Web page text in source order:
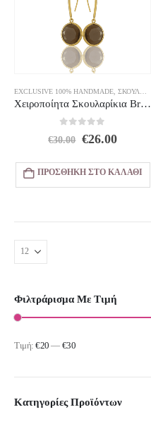
EXCLUSIVE 100% HANDMADE, ΣΚΟΥΛΑΡΊΚΙΑ
Χειροποίητα Σκουλαρίκια Brown Round Dangle – Επιχρυσωμένα 22K Gold Plated
€30.00 Original
was:
€30.00.
€26.00Η
τιμή
είναι:
€26.00.
ΠΡΟΣΘΉΚΗ ΣΤΟ ΚΑΛΆΘΙ
Φιλτράρισμα Με Τιμή
Ελάχιστη
Μέγιστη
Τιμή:€20 — €30
Κατηγορίες Προϊόντων